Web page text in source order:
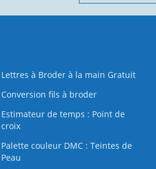
Lettres à Broder à la main Gratuit
Conversion fils à broder
Estimateur de temps : Point de
croix
Palette couleur DMC : Teintes de
Peau